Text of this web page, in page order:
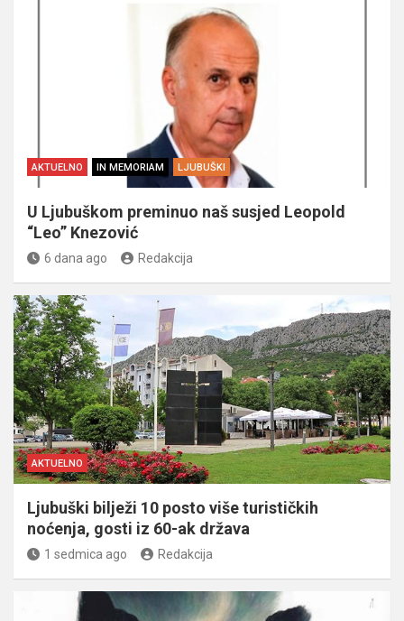
AKTUELNO IN MEMORIAM LJUBUŠKI
U Ljubuškom preminuo naš susjed Leopold
“Leo” Knezović
6 dana ago Redakcija
AKTUELNO
Ljubuški bilježi 10 posto više turističkih
noćenja, gosti iz 60-ak država
1 sedmica ago Redakcija